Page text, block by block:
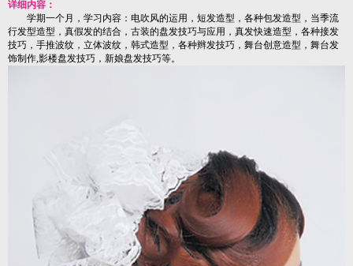
详细内容：
学期一个月，学习内容：电吹风的运用，短发造型，各种包发造型，当季流
行发型造型，真假发的结合，古装的盘发技巧与应用，真发快速造型，各种接发
技巧，手推波纹，立体波纹，韩式造型，各种辫发技巧，舞台创意造型，舞台发
饰制作,影楼盘发技巧，新娘盘发技巧等。